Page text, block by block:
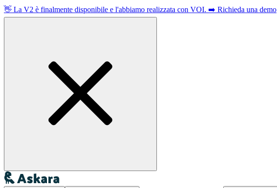
👋 La V2 è finalmente disponibile e l'abbiamo realizzata con VOI. ➡️ Richieda una demo